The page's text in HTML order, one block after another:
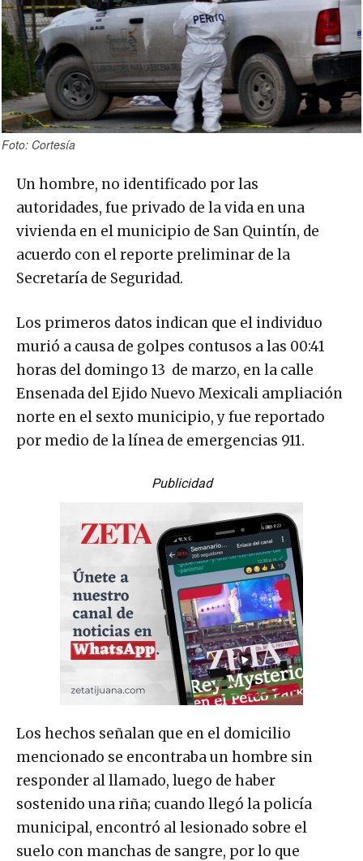
Foto: Cortesía
Un hombre, no identificado por las
autoridades, fue privado de la vida en una
vivienda en el municipio de San Quintín, de
acuerdo con el reporte preliminar de la
Secretaría de Seguridad.
Los primeros datos indican que el individuo
murió a causa de golpes contusos a las 00:41
horas del domingo 13 de marzo, en la calle
Ensenada del Ejido Nuevo Mexicali ampliación
norte en el sexto municipio, y fue reportado
por medio de la línea de emergencias 911.
Publicidad
Los hechos señalan que en el domicilio
mencionado se encontraba un hombre sin
responder al llamado, luego de haber
sostenido una riña; cuando llegó la policía
municipal, encontró al lesionado sobre el
suelo con manchas de sangre, por lo que